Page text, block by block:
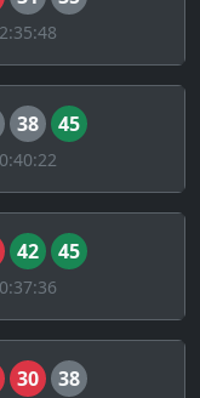
38 45
42 45
30 38